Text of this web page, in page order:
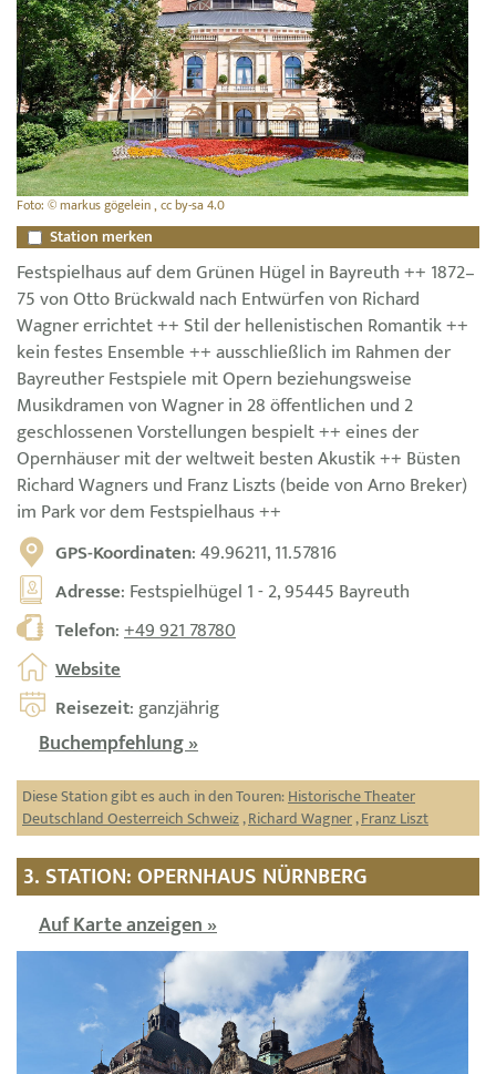
Foto: © markus gögelein , cc by-sa 4.0
Station merken
Festspielhaus auf dem Grünen Hügel in Bayreuth ++ 1872–
75 von Otto Brückwald nach Entwürfen von Richard
Wagner errichtet ++ Stil der hellenistischen Romantik ++
kein festes Ensemble ++ ausschließlich im Rahmen der
Bayreuther Festspiele mit Opern beziehungsweise
Musikdramen von Wagner in 28 öffentlichen und 2
geschlossenen Vorstellungen bespielt ++ eines der
Opernhäuser mit der weltweit besten Akustik ++ Büsten
Richard Wagners und Franz Liszts (beide von Arno Breker)
im Park vor dem Festspielhaus ++
GPS-Koordinaten: 49.96211, 11.57816
Adresse: Festspielhügel 1 - 2, 95445 Bayreuth
Telefon:+49 921 78780
Website
Reisezeit: ganzjährig
Buchempfehlung »
Diese Station gibt es auch in den Touren:Historische Theater
Deutschland Oesterreich Schweiz,Richard Wagner,Franz Liszt
3. STATION: OPERNHAUS NÜRNBERG
Auf Karte anzeigen »